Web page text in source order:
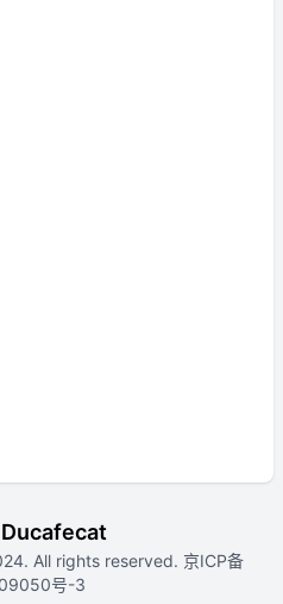
All rights reserved. 京ICP备
号-3